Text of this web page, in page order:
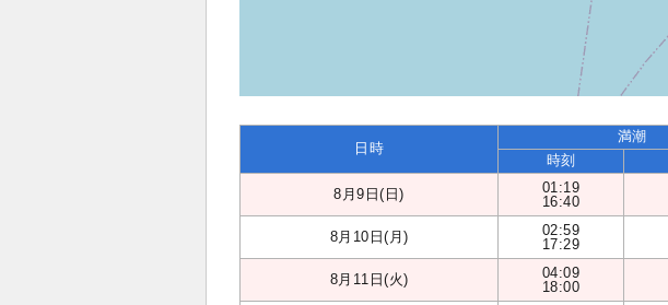
日時
満潮
時刻
8月9日(日)
01:19
16:40
8月10日(月)
02:59
17:29
8月11日(火)
04:09
18:00